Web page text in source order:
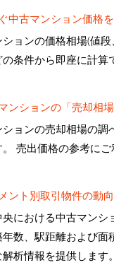
中古マンション価格
ョンの価格相場(値段
条件から即座に計算
ンションの「売却相
ョンの売却相場の調
売出価格の参考にご
ント別取引物件の動
における中古マンシ
数、駅距離および面
析情報を提供します。